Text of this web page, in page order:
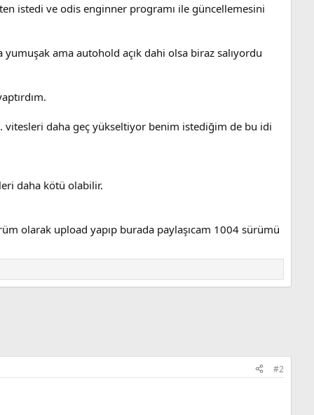
istedi ve odis enginner programı ile güncellemesini
ama autohold açık dahi olsa biraz salıyordu
vitesleri daha geç yükseltiyor benim istediğim de bu idi
daha kötü olabilir.
olarak upload yapıp burada paylaşıcam 1004 sürümü
#2